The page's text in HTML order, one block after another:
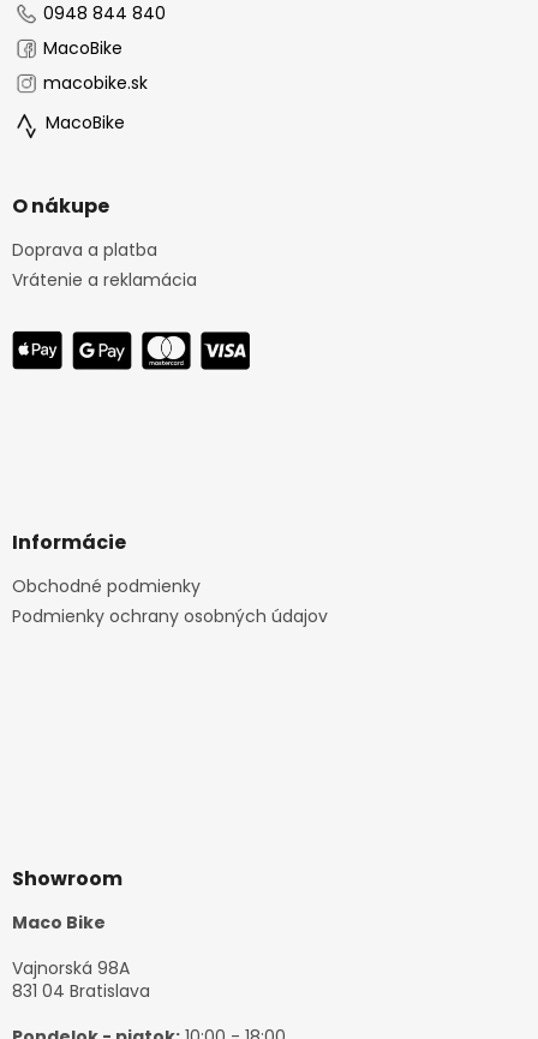
0948 844 840
MacoBike
macobike.sk
MacoBike
O nákupe
Doprava a platba
Vrátenie a reklamácia
Informácie
Obchodné podmienky
Podmienky ochrany osobných údajov
Showroom
Maco Bike
Vajnorská 98A
831 04 Bratislava